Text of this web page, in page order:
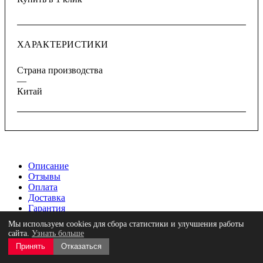
ХАРАКТЕРИСТИКИ
Страна производства
—
Китай
Описание
Отзывы
Оплата
Доставка
Гарантия
Трапы заездные двухсекционные для
низкорамных транспортных средств, 2 шт. для
использования с четырехстоечными
Мы используем cookies для сбора статистики и улучшения работы
сайта. Узнать больше
Принять
Отказаться